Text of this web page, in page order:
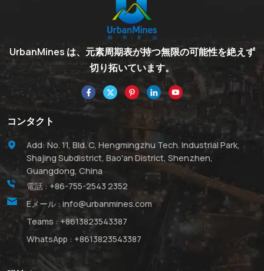
UrbanMines は、元素周期表が持つ無限の可能性を絶えず
切り拓いています。
コンタクト
Add: No. 11, Bld. C, Hengmingzhu Tech. Industrial Park,
Shajing Subdistrict, Bao'an District, Shenzhen,
Guangdong, China
電話 :+86-755-2543 2352
Eメール : info@urbanmines.com
Teams : +8613823543387
WhatsApp : +8613823543387